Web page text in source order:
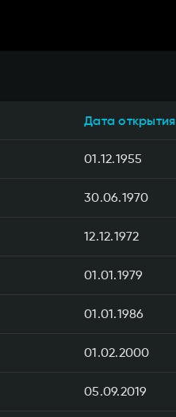
Дата открытия
01.12.1955
30.06.1970
12.12.1972
01.01.1979
01.01.1986
01.02.2000
05.09.2019